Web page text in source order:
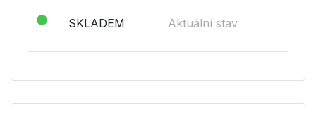
SKLADEM Aktuální stav